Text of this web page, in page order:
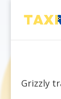
Grizzly